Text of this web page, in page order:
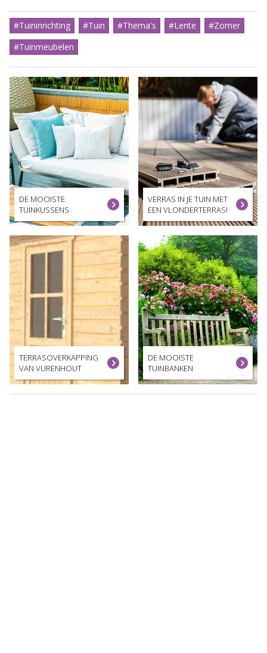
#Tuininrichting #Tuin #Thema's #Lente
#Zomer
#Tuinmeubelen
DE MOOISTE
TUINKUSSENS
VERRAS IN JE TUIN MET
EEN VLONDERTERRAS!
TERRASOVERKAPPING
VAN VURENHOUT
DE MOOISTE
TUINBANKEN